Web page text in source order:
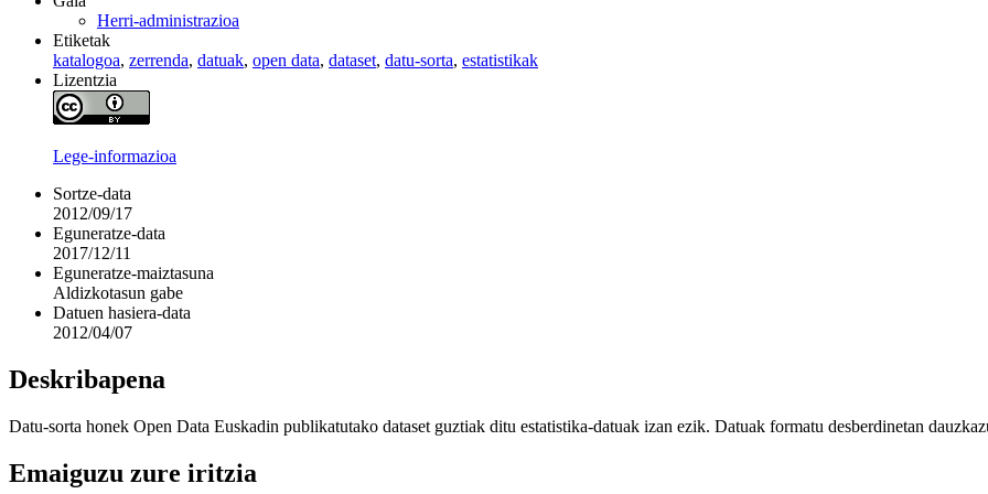
Herri-administrazioa
Etiketak
katalogoa, zerrenda, datuak, open data, dataset, datu-sorta, estatistikak
Lizentzia
Lege-informazioa
Sortze-data
2012/09/17
Eguneratze-data
2017/12/11
Eguneratze-maiztasuna
Aldizkotasun gabe
Datuen hasiera-data
2012/04/07
Deskribapena
Datu-sorta honek Open Data Euskadin publikatutako dataset guztiak ditu estatistika-datuak izan ezik. Datuak formatu desberdinetan
Emaiguzu zure iritzia